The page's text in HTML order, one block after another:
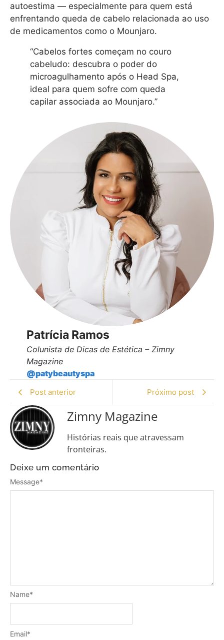
autoestima — especialmente para quem está
enfrentando queda de cabelo relacionada ao uso
de medicamentos como o Mounjaro.
“Cabelos fortes começam no couro
cabeludo: descubra o poder do
microagulhamento após o Head Spa,
ideal para quem sofre com queda
capilar associada ao Mounjaro.”
Patrícia Ramos
Colunista de Dicas de Estética – Zimny
Magazine
@patybeautyspa
Post anterior Próximo post
Zimny Magazine
Histórias reais que atravessam
fronteiras.
Deixe um comentário
Message*
Name*
Email*